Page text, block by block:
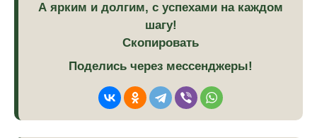
А ярким и долгим, с успехами на каждом
шагу!
Скопировать
Поделись через мессенджеры!